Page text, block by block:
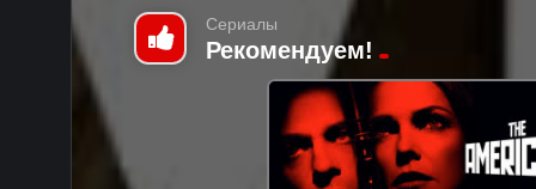
Сериалы
Рекомендуем!